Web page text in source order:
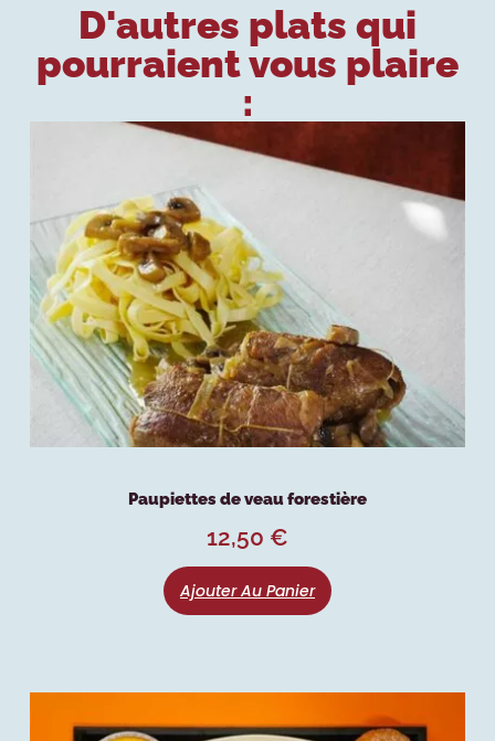
D'autres plats qui
pourraient vous plaire
:
Paupiettes de veau forestière
12,50 €
Ajouter Au Panier